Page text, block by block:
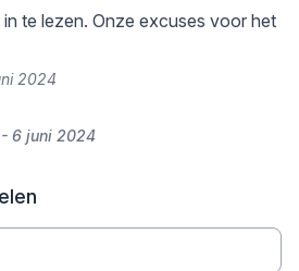
te lezen. Onze excuses voor het
2024
- 6 juni 2024